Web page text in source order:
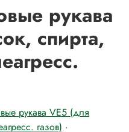
рукава
спирта,
рукава VE5 (для
газов) ·